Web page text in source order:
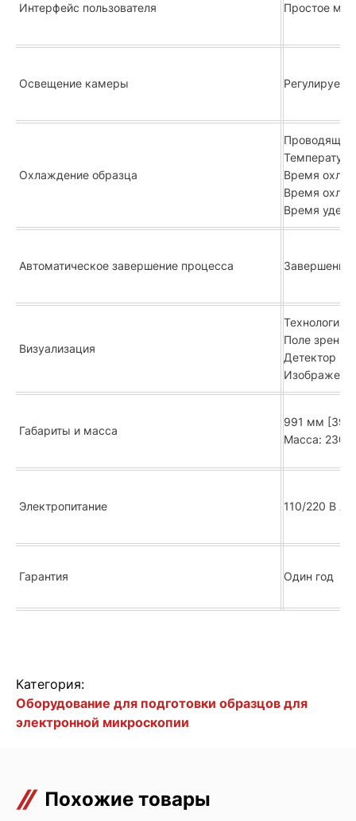
Интерфейс пользователя Простое
Освещение камеры
Охлаждение образца
Проводящее
Время
Время
Время
Автоматическое завершение процесса Завершение
Визуализация
Технология
Поле
Детектор
Габариты и масса
991 мм [39
Масса:
Электропитание 110/220 В
Гарантия Один год
Категория:
Оборудование для подготовки образцов для
электронной микроскопии
Похожие товары